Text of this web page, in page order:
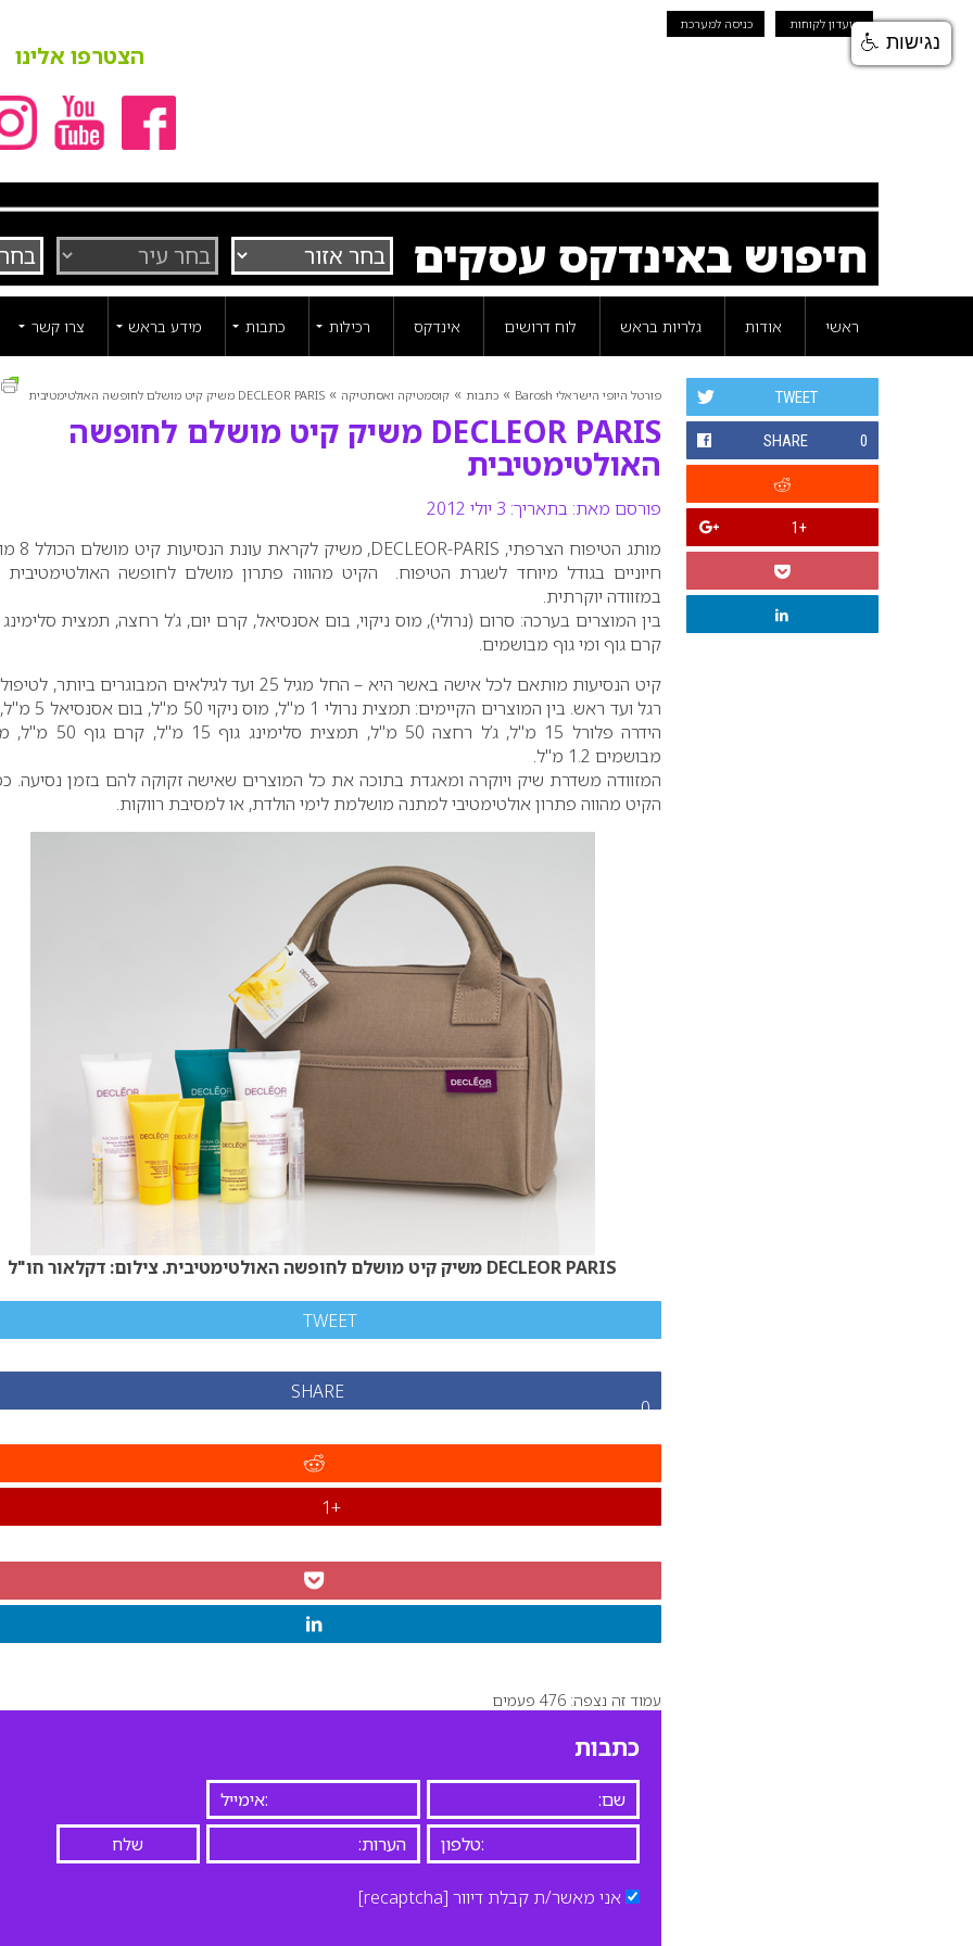
מועדון לקוחות כניסה למערכת
הצטרפו אלינו
חיפוש באינדקס עסקים
ראשי אודות גלריות בראש לוח דרושים אינדקס רכילות כתבות מידע בראש צרו קשר
פורטל היופי הישראלי Barosh » כתבות » קוסמטיקה ואסתטיקה » DECLEOR PARIS משיק קיט מושלם לחופשה האולטימטיבית
DECLEOR PARIS משיק קיט מושלם לחופשה
האולטימטיבית
פורסם מאת: בתאריך: 3 יולי 2012
TWEET
SHARE 0
+1
מותג הטיפוח הצרפתי, ,DECLEOR-PARIS
משיק
חיוניים בגודל מיוחד לשגרת הטיפוח. הקיט מהווה פתרון מושלם לחופשה האולטימטיבית
במזוודה יוקרתית.
בין המוצרים בערכה: סרום (נרולי), מוס ניקוי, בום אסנסיאל, קרם יום, ג’ל רחצה, תמצית סלימינג
קרם גוף ומי גוף מבושמים.
קיט הנסיעות מותאם לכל אישה באשר היא – החל מגיל 25 ועד לגילאים המבוגרים
רגל ועד ראש. בין המוצרים הקיימים:
הידרה פלורל 15 מ"ל, ג’ל רחצה 50 מ"ל, תמצית
מבושמים 1.2 מ"ל.
המזוודה משדרת שיק ויוקרה ומאגדת בתוכה את כל המוצרים שאישה זקוקה להם בזמן נסיעה.
הקיט מהווה פתרון אולטימטיבי למתנה מושלמת לימי הולדת, או למסיבת רווקות.
DECLEOR PARIS משיק קיט מושלם לחופשה האולטימטיבית. צילום: דקלאור חו"ל
TWEET
SHARE
0
+1
עמוד זה נצפה: 476 פעמים
כתבות
אני מאשר/ת קבלת דיוור [recaptcha]
נגישות